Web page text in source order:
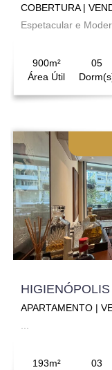
COBERTURA |
Espetacular e
900m²
Área Útil
05
HIGIENÓPOLIS
APARTAMENTO |
193m²
03